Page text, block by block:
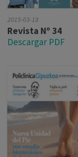
2015-03-18
Revista Nº 34
Descargar PDF